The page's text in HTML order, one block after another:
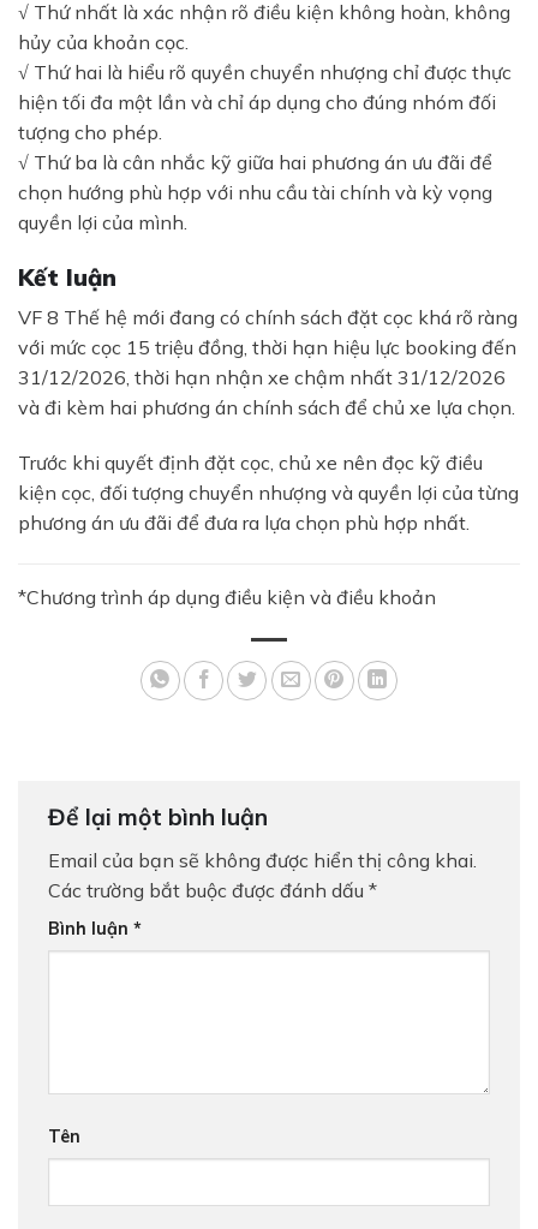
BÁO GIÁ LĂN BÁNH & LÁI
Nhận báo giá lăn bánh và lái thử xe VinFast
Trả hết Trả góp
×
√ Thứ nhất là xác nhận rõ điều kiện không hoàn, không
hủy của khoản cọc.
√ Thứ hai là hiểu rõ quyền chuyển nhượng chỉ được thực
hiện tối đa một lần và chỉ áp dụng cho đúng nhóm đối
tượng cho phép.
√ Thứ ba là cân nhắc kỹ giữa hai phương án ưu đãi để
chọn hướng phù hợp với nhu cầu tài chính và kỳ vọng
quyền lợi của mình.
Kết luận
VF 8 Thế hệ mới đang có chính sách đặt cọc khá rõ ràng
với mức cọc 15 triệu đồng, thời hạn hiệu lực booking đến
31/12/2026, thời hạn nhận xe chậm nhất 31/12/2026
và đi kèm hai phương án chính sách để chủ xe lựa chọn.
Trước khi quyết định đặt cọc, chủ xe nên đọc kỹ điều
kiện cọc, đối tượng chuyển nhượng và quyền lợi của từng
phương án ưu đãi để đưa ra lựa chọn phù hợp nhất.
*Chương trình áp dụng điều kiện và điều khoản
Để lại một bình luận
Email của bạn sẽ không được hiển thị công khai.
Các trường bắt buộc được đánh dấu *
Bình luận *
Tên